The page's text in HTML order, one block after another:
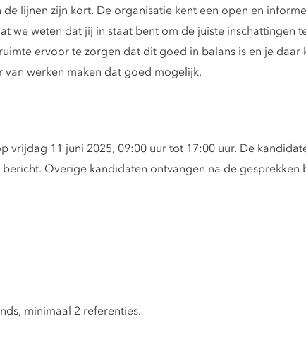
lijnen zijn kort. De organisatie kent een open en
we weten dat jij in staat bent om de juiste inschattingen
ervoor te zorgen dat dit goed in balans is en je
werken maken dat goed mogelijk.
vrijdag 11 juni 2025, 09:00 uur tot 17:00 uur. De
Overige kandidaten ontvangen na de
minimaal 2 referenties.